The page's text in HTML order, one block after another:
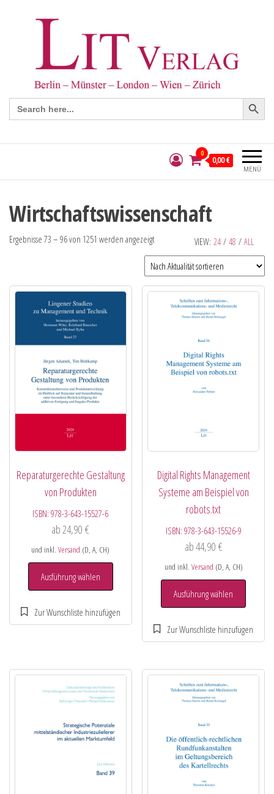
Search
for:
Search Button
MENÜ
0
0,00 €
Wirtschaftswissenschaft
VIEW: 24 / 48 / ALL
Ergebnisse 73 – 96 von 1251 werden angezeigt
Reparaturgerechte Gestaltung
von Produkten
ISBN:978-3-643-15527-6
ab24,90€
und inkl.Versand (D, A, CH)
Ausführung wählen
Digital Rights Management
Systeme am Beispiel von
robots.txt
ISBN: 978-3-643-15526-9
ab44,90 €
und inkl. Versand (D, A, CH)
Ausführung wählen